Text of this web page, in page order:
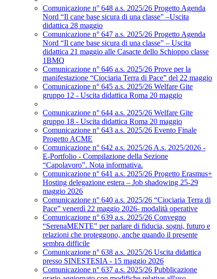
Comunicazione n° 648 a.s. 2025/26 Progetto Agenda
Nord “Il cane base sicura di una classe” –Uscita
didattica 28 maggio
Comunicazione n° 647 a.s. 2025/26 Progetto Agenda
Nord “Il cane base sicura di una classe” – Uscita
didattica 21 maggio alle Casacte dello Schioppo classe
1BMQ
Comunicazione n° 646 a.s. 2025/26 Prove per la
manifestazione “Ciociaria Terra di Pace” del 22 maggio
Comunicazione n° 645 a.s. 2025/26 Welfare Gite
gruppo 12 - Uscita didattica Roma 20 maggio
Comunicazione n° 644 a.s. 2025/26 Welfare Gite
gruppo 18 - Uscita didattica Roma 20 maggio
Comunicazione n° 643 a.s. 2025/26 Evento Finale
Progetto ACME
Comunicazione n° 642 a.s. 2025/26 A.s. 2025/2026 -
E-Portfolio - Compilazione della Sezione
“Capolavoro”. Nota informativa.
Comunicazione n° 641 a.s. 2025/26 Progetto Erasmus+
Hosting delegazione estera – Job shadowing 25-29
maggio 2026
Comunicazione n° 640 a.s. 2025/26 “Ciociaria Terra di
Pace” venerdì 22 maggio 2026- modalità operative
Comunicazione n° 639 a.s. 2025/26 Convegno
“SerenaMENTE” per parlare di fiducia, sogni, futuro e
relazioni che proteggono, anche quando il presente
sembra difficile
Comunicazione n° 638 a.s. 2025/26 Uscita didattica
presso SINESTESIA - 15 maggio 2026
Comunicazione n° 637 a.s. 2025/26 Pubblicazione